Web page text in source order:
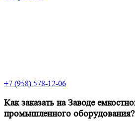
+7 (958) 578-12-06
Как заказать на Заводе
промышленного оборудования?